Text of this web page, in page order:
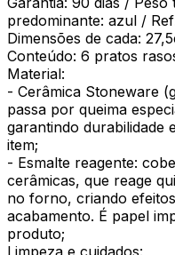
predominante: azul /
Dimensões de cada:
Conteúdo: 6 pratos
Material:
- Cerâmica Stoneware
passa por queima
garantindo durabilidade
item;
- Esmalte reagente:
cerâmicas, que reage
no forno, criando
acabamento. É papel
produto;
Limpeza e cuidados: